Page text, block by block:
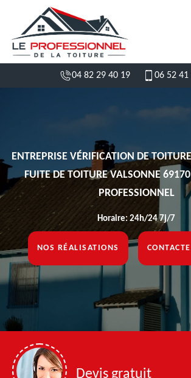
04 82 29 40 19 06 52 41
ENTREPRISE VÉRIFICATION DE
FUITE DE TOITURE VALSONNE
PROFESSIONNEL
Horaire: 24h/24 7j/7
NOS RÉALISATIONS
Devis gratuit